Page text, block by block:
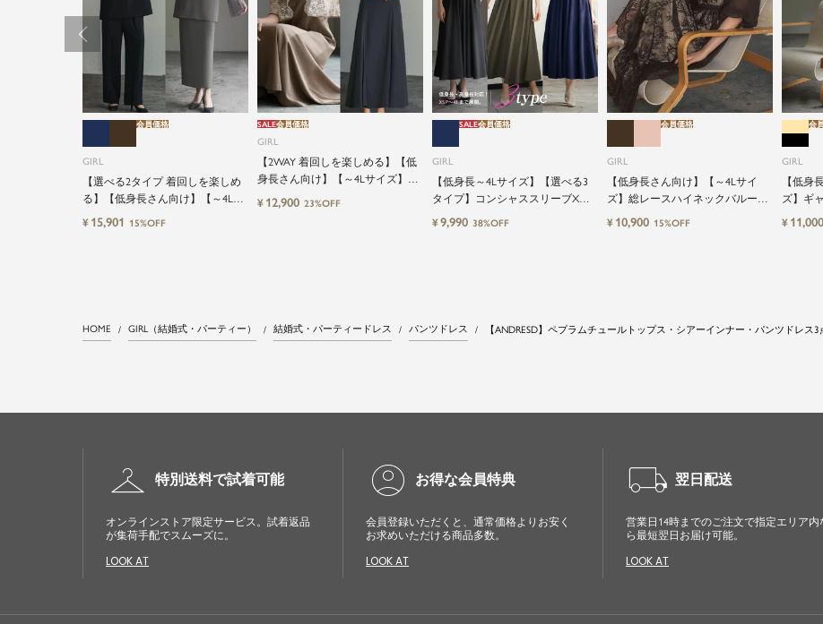
GIRL
【選べる2タイプ 着回しを楽しめ
る】【低身長さん向け】【～4Lサ
イズ】レイヤード風ドッキングト
会員価格
¥ 15,901 15%OFF
GIRL
【2WAY 着回しを楽しめる】【低
身長さん向け】【～4Lサイズ】レ
ースブラウス&マーメイドキャミ
SALE会員価格
¥ 12,900 23%OFF
GIRL
【低身長～4Lサイズ】【選べる3
タイプ】コンシャススリーブXラ
インキーネック結婚式ワンピース
SALE会員価格
¥9,990 38%OFF
GIRL
【低身長さん向け】【～4Lサイ
ズ】総レースハイネックバルーン
スリーブロング丈結婚式ワンピー
会員価格
¥ 10,900 15%OFF
GIRL
【低身
ズ】ギ
グ丈結
会
¥ 11,000
HOME GIRL（結婚式・パーティー） 結婚式・パーティードレス パンツドレス 【ANDRESD】ペプラムチュールトップス・シアーインナー・パンツドレス
checkroom 特別送料で試着可能
オンラインストア限定サービス。試着返品
が集荷手配でスムーズに。
LOOK AT
account_circle お得な会員特典
会員登録いただくと、通常価格よりお安く
お求めいただける商品多数。
LOOK AT
local_shipping 翌日配送
営業日14時までのご注文で指定エリア内
ら最短翌日お届け可能。
LOOK AT